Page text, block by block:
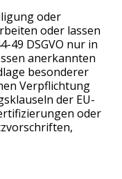
oder
oder lassen
49 DSGVO nur in
anerkannten
besonderer
Verpflichtung
der EU-
oder